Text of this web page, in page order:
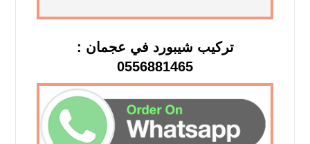
تركيب شيبورد في عجمان :
0556881465